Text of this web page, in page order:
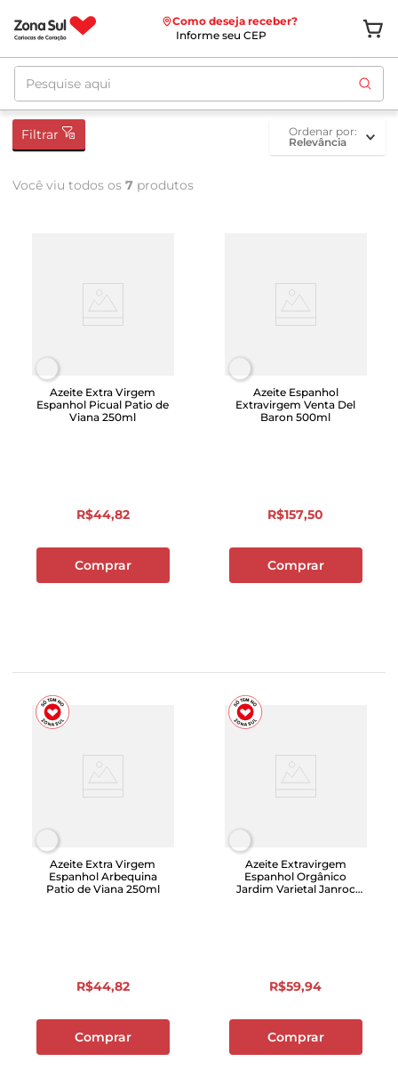
Como deseja receber?
Informe seu CEP
Pesquise aqui
Filtrar
ordenar por
Relevância
Você viu todos os 7 produtos
Azeite Extra Virgem
Espanhol Picual Patio de
Viana 250ml
R$44,82
Comprar
Azeite Espanhol
Extravirgem Venta Del
Baron 500ml
R$157,50
Comprar
Azeite Extra Virgem
Espanhol Arbequina
Patio de Viana 250ml
R$44,82
Comprar
Azeite Extravirgem
Espanhol Orgânico
Jardim Varietal Janroc
R$59,94
Comprar